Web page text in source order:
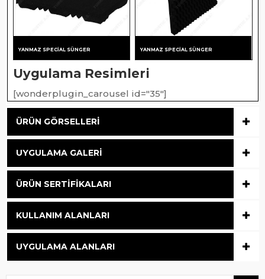
YANMAZ SPECIAL SÜNGER YANMAZ SPECIAL SÜNGER
Uygulama Resimleri
[wonderplugin_carousel id="35"]
ÜRÜN GÖRSELLERI
UYGULAMA GALERI
ÜRÜN SERTIFIKALARI
KULLANIM ALANLARI
UYGULAMA ALANLARI